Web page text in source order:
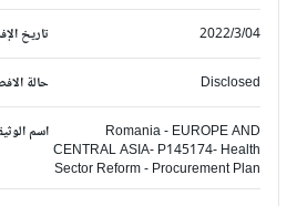
تاريخ 2022/3/04
حالة الافصاح Disclosed
اسم الوثيقة
Romania - EUROPE AND
CENTRAL ASIA- P145174- Health
Sector Reform - Procurement Plan